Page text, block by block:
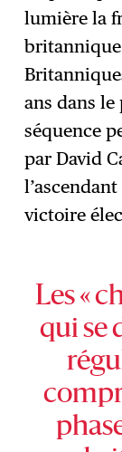
lumière la
ans dans
séquence
par David
victoire
Les «
qui se